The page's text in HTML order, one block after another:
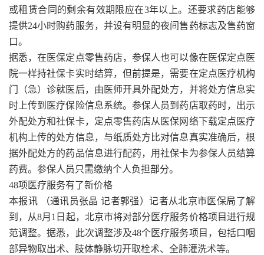
或租赁合同的剩余有效期限应在3年以上。还要求药店能够
提供24小时购药服务，并设有明显的夜间售药标志及售药窗
口。
据悉，在医保定点零售药店，参保人也可以像在医保定点医
院一样持社保卡实时结算，但前提是，需要在定点医疗机构
门（急）诊就医后，由医师开具外配处方，并将处方信息实
时上传到医疗保险信息系统。参保人员到药店取药时，出示
外配处方和社保卡，定点零售药店从医保网络下载定点医疗
机构上传的处方信息，与纸质处方比对信息真实准确后，根
据外配处方的药品信息进行配药，用社保卡为参保人员结算
药费。参保人员只需缴纳个人负担部分。
48项医疗服务有了新价格
本报讯 （通讯员张晶 记者郭强）记者从北京市医保局了解
到，从8月1日起，北京市将对部分医疗服务价格项目进行规
范调整。据悉，此次调整涉及48个医疗服务项目，包括口咽
部异物取出术、肢体静脉切开取栓术、全肺灌洗术等。